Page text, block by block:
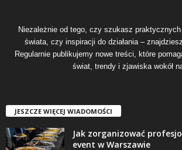
Niezależnie od tego, czy szukasz
świata, czy inspiracji do działania –
Regularnie publikujemy nowe treści, które
świat, trendy i zjawiska wokół
JESZCZE WIĘCEJ WIADOMOŚCI
Jak zorganizować
event w Warszawie